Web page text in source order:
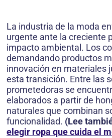
La industria de la moda
urgente ante la creciente
impacto ambiental. Los
demandando productos
innovación en materiales
esta transición. Entre las
prometedoras se
elaborados a partir de
naturales que combinan
funcionalidad. (Lee
elegir ropa que cuida el